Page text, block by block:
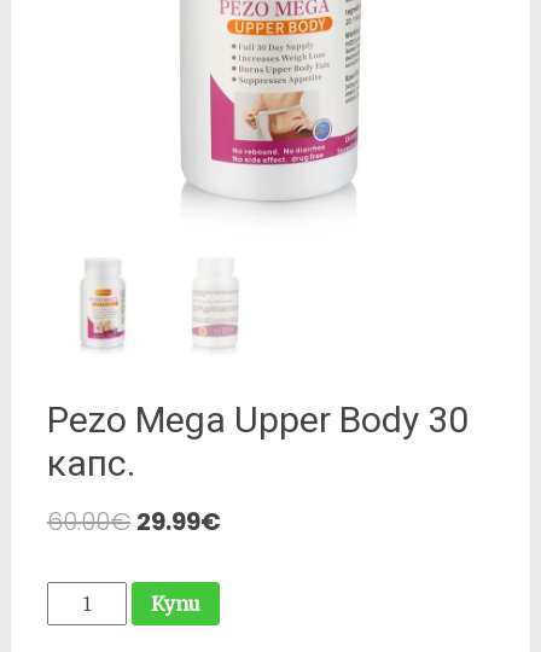
Pezo Mega Upper Body 30
капс.
60.00€ 29.99€
количество
за
Купи